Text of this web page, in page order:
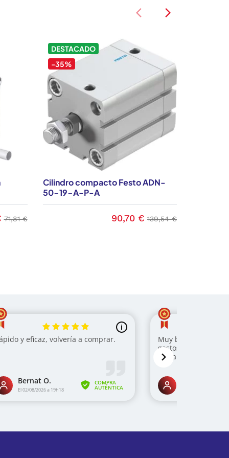
Precio base
71,81 €
Cilindro compacto Festo ADN-
50-19-A-P-A
DESTACADO
-35%
Precio
90,70 € Precio base
139,54 €
arrow_back_ios arrow_back_ios